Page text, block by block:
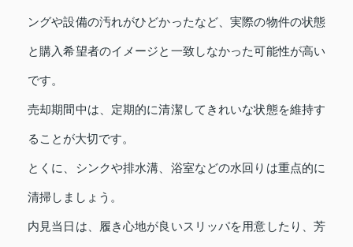
ングや設備の汚れがひどかったなど、実際の物件の状態
と購入希望者のイメージと一致しなかった可能性が高い
です。
売却期間中は、定期的に清潔してきれいな状態を維持す
ることが大切です。
とくに、シンクや排水溝、浴室などの水回りは重点的に
清掃しましょう。
内見当日は、履き心地が良いスリッパを用意したり、芳